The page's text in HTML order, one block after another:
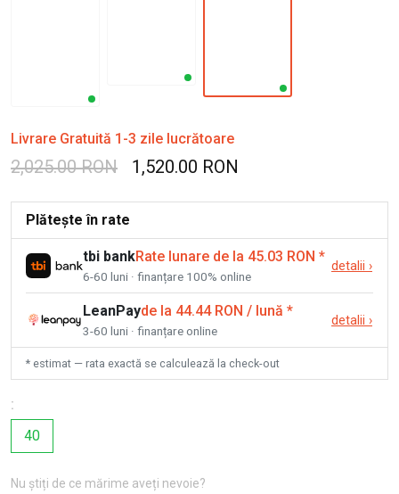
Livrare Gratuită 1-3 zile lucrătoare
2,025.00 RON 1,520.00 RON
Plătește în rate
tbi bankRate lunare de la 45.03 RON *
6-60 luni · finanțare 100% online
detalii ›
LeanPayde la 44.44 RON / lună *
3-60 luni · finanțare online
detalii ›
* estimat — rata exactă se calculează la check-out
:
40
Nu știți de ce mărime aveți nevoie?